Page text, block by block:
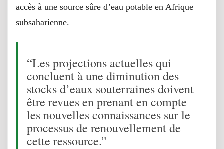
accès à une source sûre d’eau potable en Afrique
subsaharienne.
“Les projections actuelles qui
concluent à une diminution des
stocks d’eaux souterraines doivent
être revues en prenant en compte
les nouvelles connaissances sur le
processus de renouvellement de
cette ressource.”